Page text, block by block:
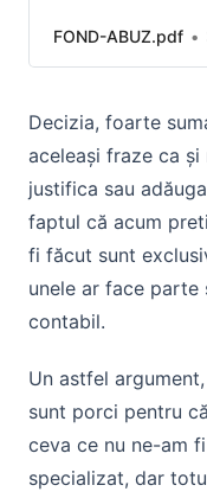
FOND-ABUZ.pdf
Decizia, foarte
aceleași fraze ca
justifica sau
faptul că acum
fi făcut sunt
unele ar face parte
contabil.
Un astfel
sunt porci pentru
ceva ce nu ne-am
specializat, dar